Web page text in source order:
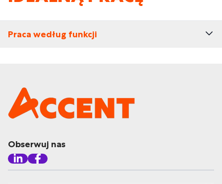
Praca według funkcji
Obserwuj nas